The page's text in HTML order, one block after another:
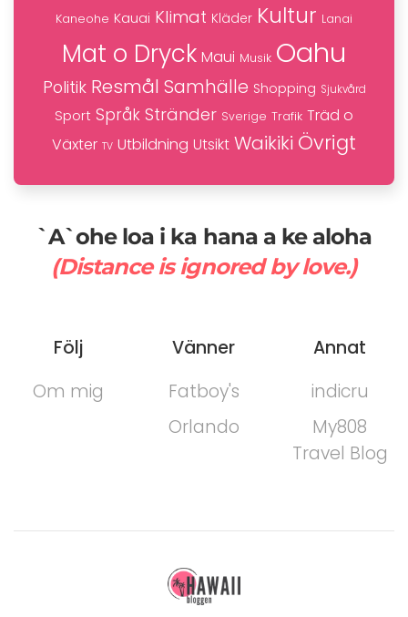
Kaneohe Kauai Klimat Kläder Kultur Lanai
Mat o Dryck Maui Musik Oahu
Politik Resmål Samhälle Shopping Sjukvård
Sport Språk Stränder Sverige Trafik Träd o
Växter TV Utbildning Utsikt Waikiki Övrigt
`A`ohe loa i ka hana a ke aloha
(Distance is ignored by love.)
Följ
Om mig
Vänner
Fatboy's
Orlando
Annat
indicru
My808
Travel Blog